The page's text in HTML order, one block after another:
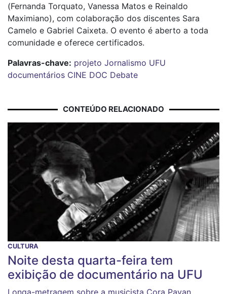
(Fernanda Torquato, Vanessa Matos e Reinaldo
Maximiano), com colaboração dos discentes Sara
Camelo e Gabriel Caixeta. O evento é aberto a toda
comunidade e oferece certificados.
Palavras-chave: projeto Jornalismo UFU
documentários CINE DOC Debate
CONTEÚDO RELACIONADO
CULTURA
Noite desta quarta-feira tem
exibição de documentário na UFU